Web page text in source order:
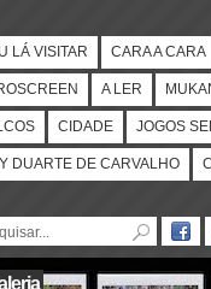
LÁ VISITAR CARA A CARA
A LER
CIDADE JOGOS
DUARTE DE CARVALHO